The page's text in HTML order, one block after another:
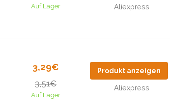
Auf Lager Aliexpress
3,29€
3,51€
Auf Lager
Produkt anzeigen
Aliexpress